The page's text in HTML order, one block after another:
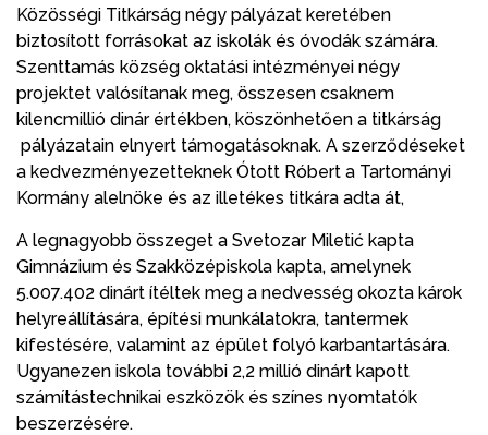
Közösségi Titkárság négy pályázat keretében
biztosított forrásokat az iskolák és óvodák számára.
Szenttamás község oktatási intézményei négy
projektet valósítanak meg, összesen csaknem
kilencmillió dinár értékben, köszönhetően a titkárság
pályázatain elnyert támogatásoknak. A szerződéseket
a kedvezményezetteknek Ótott Róbert a Tartományi
Kormány alelnöke és az illetékes titkára adta át,
A legnagyobb összeget a Svetozar Miletić kapta
Gimnázium és Szakközépiskola kapta, amelynek
5.007.402 dinárt ítéltek meg a nedvesség okozta károk
helyreállítására, építési munkálatokra, tantermek
kifestésére, valamint az épület folyó karbantartására.
Ugyanezen iskola további 2,2 millió dinárt kapott
számítástechnikai eszközök és színes nyomtatók
beszerzésére.